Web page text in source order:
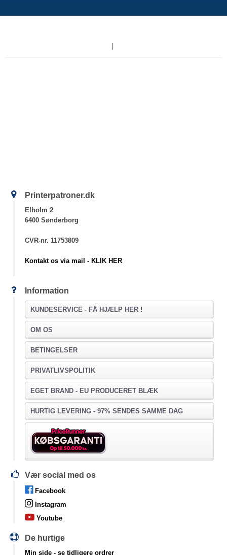
Printerpatroner.dk
Elholm 2
6400 Sønderborg
CVR-nr. 11753809
Kontakt os via mail - KLIK HER
Information
KUNDESERVICE - FÅ HJÆLP HER !
OM OS
BETINGELSER
PRIVATLIVSPOLITIK
EGET BRAND - EU PRODUCERET BLÆK
HURTIG LEVERING - 97% SENDES SAMME DAG
Vær social med os
Facebook
Instagram
Youtube
De hurtige
Min side - se tidligere ordrer